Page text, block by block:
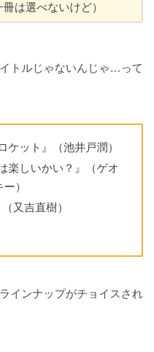
は選べないけど）
トルじゃないんじゃ…って
ット』（池井戸潤）
楽しいかい？』（ゲオ
）
又吉直樹）
インナップがチョイスされ